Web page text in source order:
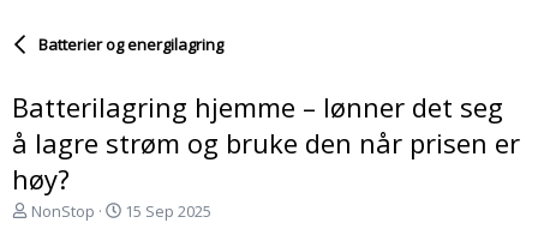
Batterier og energilagring
Batterilagring hjemme – lønner det seg
å lagre strøm og bruke den når prisen er
høy?
T
NonStop
S15 Sep 2025